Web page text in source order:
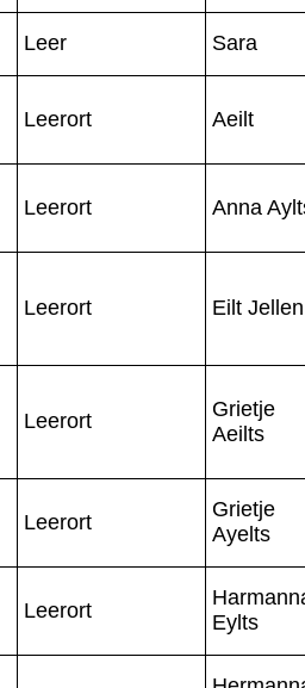
Leer Sara
Leerort Aeilt
Leerort Anna
Leerort Eilt Jellen
Leerort
Grietje
Aeilts
Leerort
Grietje
Ayelts
Leerort
Eylts